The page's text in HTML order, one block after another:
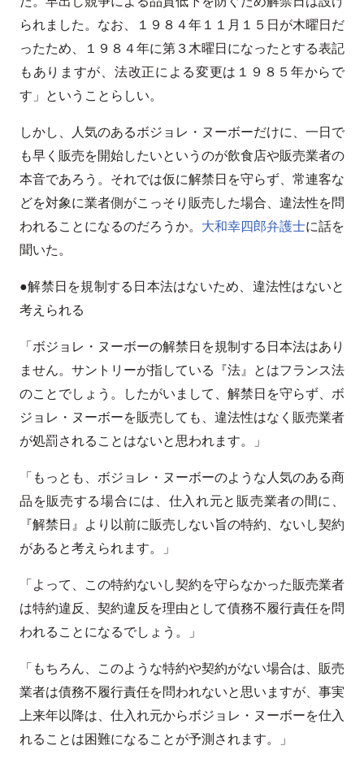
られました。なお、１９８４年１１月１５日が木曜日だ
ったため、１９８４年に第３木曜日になったとする表記
もありますが、法改正による変更は１９８５年からで
す」ということらしい。
しかし、人気のあるボジョレ・ヌーボーだけに、一日で
も早く販売を開始したいというのが飲食店や販売業者の
本音であろう。それでは仮に解禁日を守らず、常連客な
どを対象に業者側がこっそり販売した場合、違法性を問
われることになるのだろうか。 大和幸四郎弁護士に話を
聞いた。
●解禁日を規制する日本法はないため、違法性はないと
考えられる
「ボジョレ・ヌーボーの解禁日を規制する日本法はあり
ません。サントリーが指している『法』とはフランス法
のことでしょう。したがいまして、解禁日を守らず、ボ
ジョレ・ヌーボーを販売しても、違法性はなく販売業者
が処罰されることはないと思われます。」
「もっとも、ボジョレ・ヌーボーのような人気のある商
品を販売する場合には、仕入れ元と販売業者の間に、
『解禁日』より以前に販売しない旨の特約、ないし契約
があると考えられます。」
「よって、この特約ないし契約を守らなかった販売業者
は特約違反、契約違反を理由として債務不履行責任を問
われることになるでしょう。」
「もちろん、このような特約や契約がない場合は、販売
業者は債務不履行責任を問われないと思いますが、事実
上来年以降は、仕入れ元からボジョレ・ヌーボーを仕入
れることは困難になることが予測されます。」